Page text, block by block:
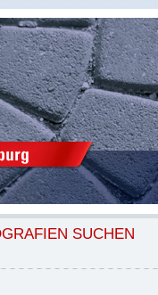
SUCHEN